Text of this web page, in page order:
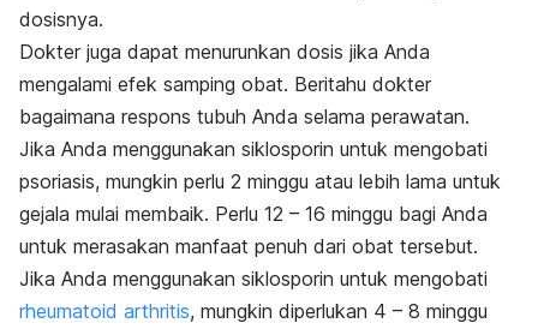
dosisnya.
Dokter juga dapat menurunkan dosis jika Anda
mengalami efek samping obat. Beritahu dokter
bagaimana respons tubuh Anda selama perawatan.
Jika Anda menggunakan siklosporin untuk mengobati
psoriasis, mungkin perlu 2 minggu atau lebih lama untuk
gejala mulai membaik. Perlu 12 – 16 minggu bagi Anda
untuk merasakan manfaat penuh dari obat tersebut.
Jika Anda menggunakan siklosporin untuk mengobati
rheumatoid arthritis, mungkin diperlukan 4 – 8 minggu